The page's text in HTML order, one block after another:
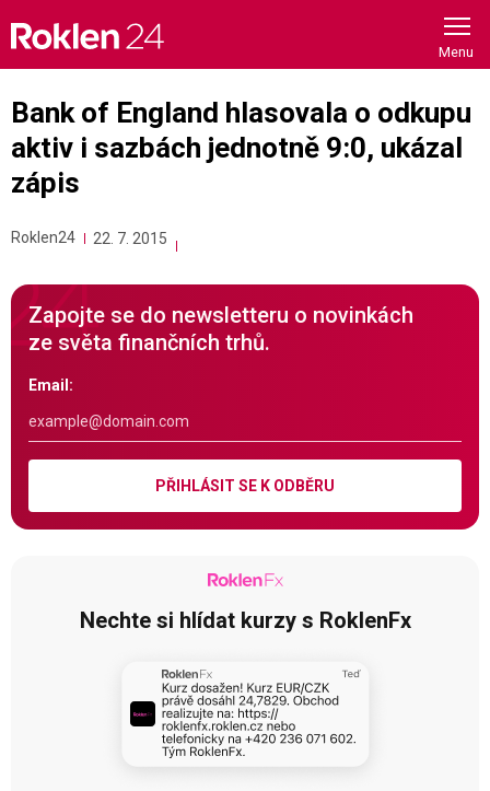
content
Bank of England hlasovala o odkupu
aktiv i sazbách jednotně 9:0, ukázal
zápis
Roklen24 22. 7. 2015
Zapojte se do newsletteru o novinkách
ze světa finančních trhů.
Email:
PŘIHLÁSIT SE K ODBĚRU
Nechte si hlídat kurzy s RoklenFx